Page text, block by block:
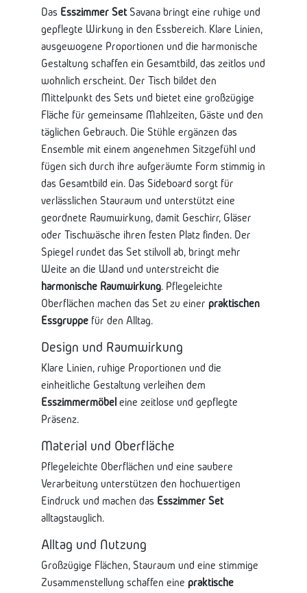
Das Esszimmer SetSavana bringt eine ruhige und
gepflegte Wirkung in den Essbereich. Klare Linien,
ausgewogene Proportionen und die harmonische
Gestaltung schaffen ein Gesamtbild, das zeitlos und
wohnlich erscheint. Der Tisch bildet den
Mittelpunkt des Sets und bietet eine großzügige
Fläche für gemeinsame Mahlzeiten, Gäste und den
täglichen Gebrauch. Die Stühle ergänzen das
Ensemble mit einem angenehmen Sitzgefühl und
fügen sich durch ihre aufgeräumte Form stimmig in
das Gesamtbild ein. Das Sideboard sorgt für
verlässlichen Stauraum und unterstützt eine
geordnete Raumwirkung, damit Geschirr, Gläser
oder Tischwäsche ihren festen Platz finden. Der
Spiegel rundet das Set stilvoll ab, bringt mehr
Weite an die Wand und unterstreicht die
harmonische Raumwirkung. Pflegeleichte
Oberflächen machen das Set zu einer praktischen
Essgruppefür den Alltag.
Design und Raumwirkung
Klare Linien, ruhige Proportionen und die
einheitliche Gestaltung verleihen dem
Esszimmermöbeleine zeitlose und gepflegte
Präsenz.
Material und Oberfläche
Pflegeleichte Oberflächen und eine saubere
Verarbeitung unterstützen den hochwertigen
Eindruck und machen das Esszimmer Set
alltagstauglich.
Alltag und Nutzung
Großzügige Flächen, Stauraum und eine stimmige
Zusammenstellung schaffen eine praktische